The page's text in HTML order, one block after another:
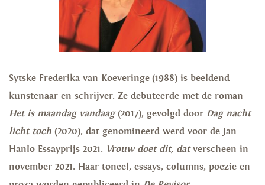
Sytske Frederika van Koeveringe (1988) is beeldend
kunstenaar en schrijver. Ze debuteerde met de roman
Het is maandag vandaag(2017), gevolgd door Dag nacht
licht toch (2020), dat genomineerd werd voor de Jan
Hanlo Essayprijs 2021. Vrouw doet dit, datverscheen in
november 2021. Haar toneel, essays, columns, poëzie en